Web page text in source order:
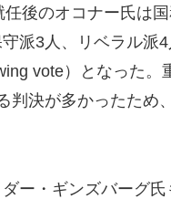
任後のオコナー氏は
派3人、リベラル派
vote）となった
判決が多かったため
ー・ギンズバーグ